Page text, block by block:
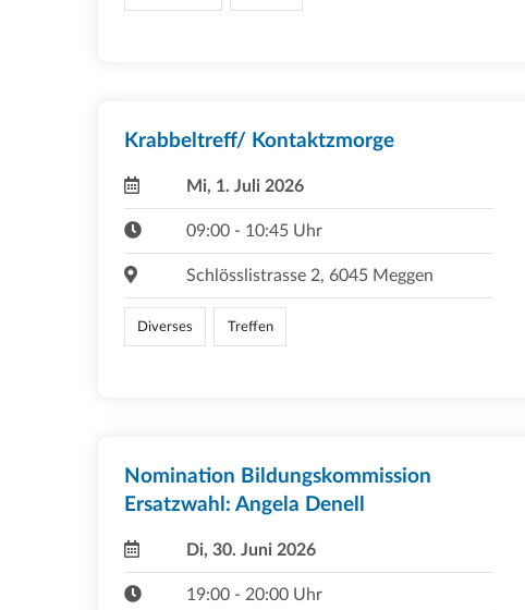
Krabbeltreff/ Kontaktzmorge
Mi, 1. Juli 2026
09:00 - 10:45 Uhr
Schlösslistrasse 2, 6045 Meggen
Diverses Treffen
Nomination Bildungskommission
Ersatzwahl: Angela Denell
Di, 30. Juni 2026
19:00 - 20:00 Uhr